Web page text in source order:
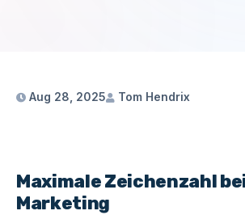
Aug 28, 2025 Tom Hendrix
Maximale Zeichenzahl
Marketing